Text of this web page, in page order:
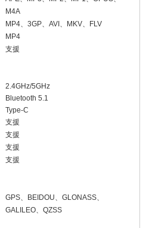
M4A
MP4、3GP、AVI 、 MKV、
FLV
MP4
支援
2.4GHz/5GHz
Bluetooth 5.1
Type-C
支援
支援
支援
支援
GPS、 BEIDOU、GLONASS、
GALILEO、QZSS